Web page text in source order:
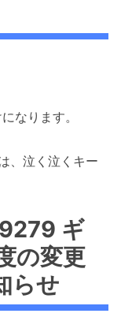
なります。
、泣く泣くキー
ギ
の変更
らせ